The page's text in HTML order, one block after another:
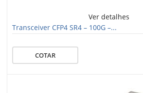
Ver detalhes
Transceiver CFP4 SR4 – 100G –...
COTAR